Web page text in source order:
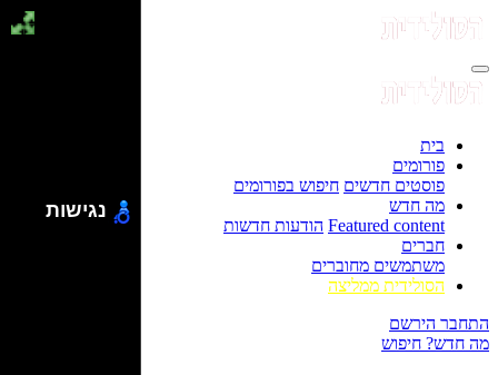
בית
פורומים
פוסטים חדשים חיפוש בפורומים
מה חדש
Featured content הודעות חדשות
חברים
משתמשים מחוברים
הסולידית ממליצה
התחבר הירשם
מה חדש? חיפוש
נגישות